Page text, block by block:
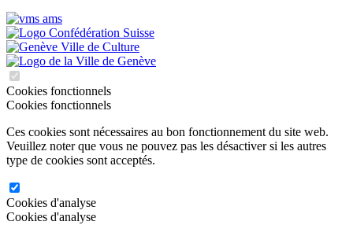
Cookies fonctionnels
Cookies fonctionnels
Ces cookies sont nécessaires au bon fonctionnement du site web.
Veuillez noter que vous ne pouvez pas les désactiver si les autres
type de cookies sont acceptés.
Cookies d'analyse
Cookies d'analyse